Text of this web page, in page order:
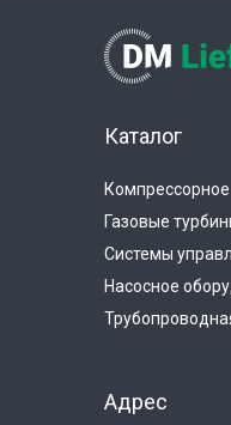
Каталог
Газовые
Системы
Насосное
Адрес